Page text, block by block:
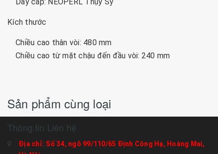
Kích thước
Chiều cao thân vòi: 480 mm
Chiều cao từ mặt chậu đến đầu vòi: 240 mm
Sản phẩm cùng loại
Thông tin Liên hệ
Địa chỉ: Số 34, ngõ 99/110/65 Định Công Hạ, Hoàng Mai,